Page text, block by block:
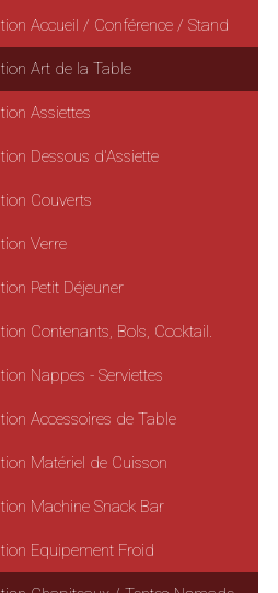
Accueil / Conférence / Stand
Art de la Table
Assiettes
Dessous d'Assiette
Couverts
Verre
Petit Déjeuner
Contenants, Bols, Cocktail.
Nappes - Serviettes
Accessoires de Table
Matériel de Cuisson
Machine Snack Bar
Equipement Froid